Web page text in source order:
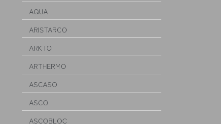
AQUA
ARISTARCO
ARKTO
ARTHERMO
ASCASO
ASCO
ASCOBLOC